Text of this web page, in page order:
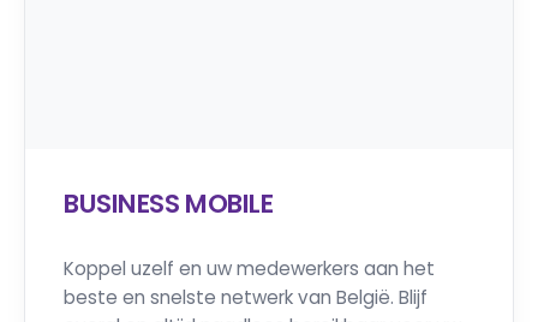
BUSINESS MOBILE
Koppel uzelf en uw medewerkers aan het
beste en snelste netwerk van België. Blijf